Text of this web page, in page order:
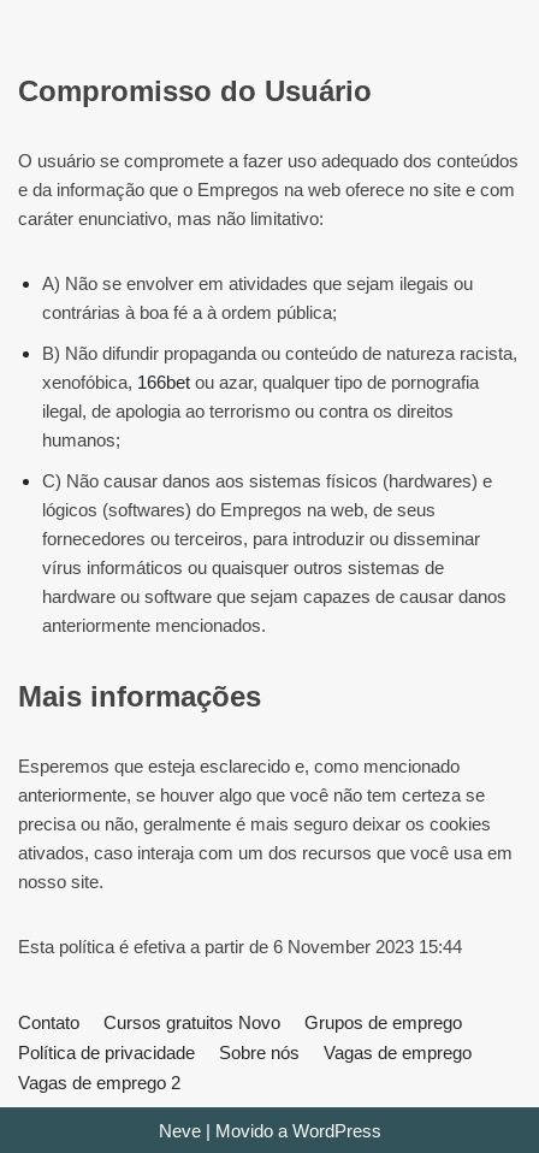
Compromisso do Usuário
O usuário se compromete a fazer uso adequado dos conteúdos
e da informação que o Empregos na web oferece no site e com
caráter enunciativo, mas não limitativo:
A) Não se envolver em atividades que sejam ilegais ou
contrárias à boa fé a à ordem pública;
B) Não difundir propaganda ou conteúdo de natureza racista,
xenofóbica, 166bet ou azar, qualquer tipo de pornografia
ilegal, de apologia ao terrorismo ou contra os direitos
humanos;
C) Não causar danos aos sistemas físicos (hardwares) e
lógicos (softwares) do Empregos na web, de seus
fornecedores ou terceiros, para introduzir ou disseminar
vírus informáticos ou quaisquer outros sistemas de
hardware ou software que sejam capazes de causar danos
anteriormente mencionados.
Mais informações
Esperemos que esteja esclarecido e, como mencionado
anteriormente, se houver algo que você não tem certeza se
precisa ou não, geralmente é mais seguro deixar os cookies
ativados, caso interaja com um dos recursos que você usa em
nosso site.
Esta política é efetiva a partir de 6 November 2023 15:44
Contato Cursos gratuitos Novo
Grupos de emprego
Política de privacidade
Sobre nós
Vagas de emprego
Vagas de emprego 2
Neve| Movido a WordPress